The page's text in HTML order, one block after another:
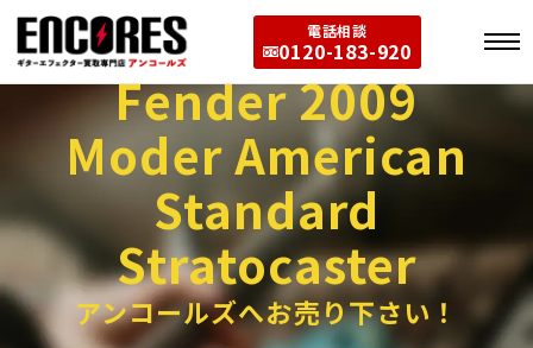
電話相談
0120-183-920
Fender 2009
Moder American
Standard
Stratocaster
アンコールズへお売り下さい！